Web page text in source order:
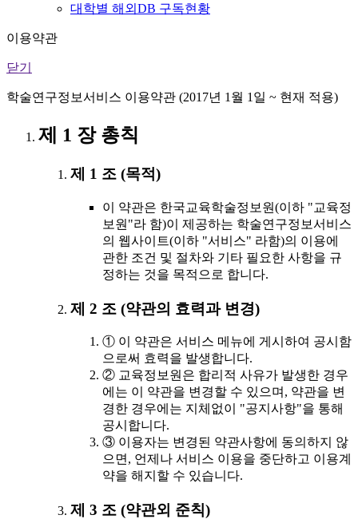
대학별 해외DB 구독현황
이용약관
닫기
학술연구정보서비스 이용약관 (2017년 1월 1일 ~ 현재 적용)
제 1 장 총칙
제 1 조 (목적)
이 약관은 한국교육학술정보원(이하 "교육정
보원"라 함)이 제공하는 학술연구정보서비스
의 웹사이트(이하 "서비스" 라함)의 이용에
관한 조건 및 절차와 기타 필요한 사항을 규
정하는 것을 목적으로 합니다.
제 2 조 (약관의 효력과 변경)
① 이 약관은 서비스 메뉴에 게시하여 공시함
으로써 효력을 발생합니다.
② 교육정보원은 합리적 사유가 발생한 경우
에는 이 약관을 변경할 수 있으며, 약관을 변
경한 경우에는 지체없이 "공지사항"을 통해
공시합니다.
③ 이용자는 변경된 약관사항에 동의하지 않
으면, 언제나 서비스 이용을 중단하고 이용계
약을 해지할 수 있습니다.
제 3 조 (약관외 준칙)